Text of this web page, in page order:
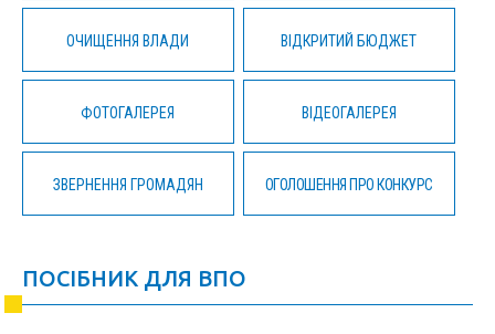
ОЧИЩЕННЯ ВЛАДИ ВІДКРИТИЙ БЮДЖЕТ
ФОТОГАЛЕРЕЯ ВІДЕОГАЛЕРЕЯ
ЗВЕРНЕННЯ ГРОМАДЯН ОГОЛОШЕННЯ ПРО КОНКУРС
ПОСІБНИК ДЛЯ ВПО